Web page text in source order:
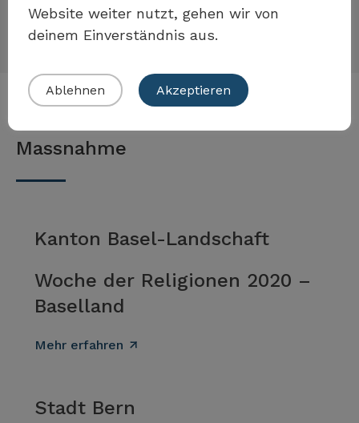
verhindert werden.
Eigenes Beispiel einreichen
Massnahme
Kanton Basel-Landschaft
Woche der Religionen 2020 –
Baselland
Mehr erfahren
Stadt Bern
Website weiter nutzt, gehen wir von
deinem Einverständnis aus.
Ablehnen Akzeptieren